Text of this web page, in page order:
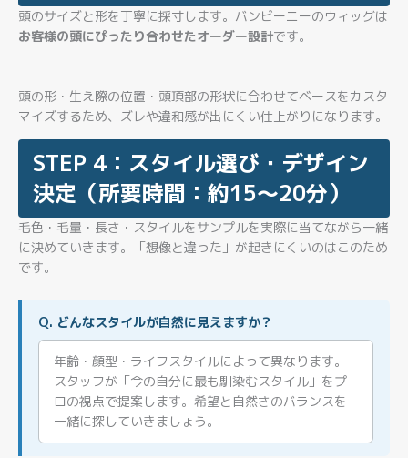
頭のサイズと形を丁寧に採寸します。バンビーニーのウィッグは
お客様の頭にぴったり合わせたオーダー設計です。
頭の形・生え際の位置・頭頂部の形状に合わせてベースをカスタ
マイズするため、ズレや違和感が出にくい仕上がりになります。
STEP 4：スタイル選び・デザイン
決定（所要時間：約15〜20分）
毛色・毛量・長さ・スタイルをサンプルを実際に当てながら一緒
に決めていきます。「想像と違った」が起きにくいのはこのため
です。
Q. どんなスタイルが自然に見えますか？
年齢・顔型・ライフスタイルによって異なります。
スタッフが「今の自分に最も馴染むスタイル」をプ
ロの視点で提案します。希望と自然さのバランスを
一緒に探していきましょう。